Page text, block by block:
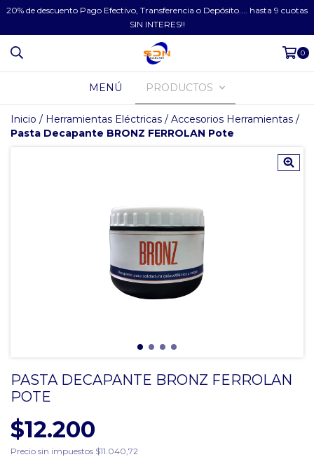
20% de descuento Pago Efectivo, Transferencia o Depósito.... hasta 9 cuotas
SIN INTERES!!
0
MENÚ PRODUCTOS
Inicio / Herramientas Eléctricas / Accesorios Herramientas /
Pasta Decapante BRONZ FERROLAN Pote
PASTA DECAPANTE BRONZ FERROLAN
POTE
$12.200
Precio sin impuestos $11.040,72